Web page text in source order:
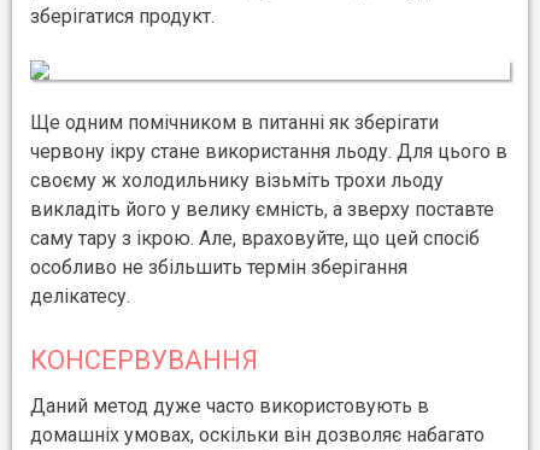
зберігатися продукт.
Ще одним помічником в питанні як зберігати
червону ікру стане використання льоду. Для цього в
своєму ж холодильнику візьміть трохи льоду
викладіть його у велику ємність, а зверху поставте
саму тару з ікрою. Але, враховуйте, що цей спосіб
особливо не збільшить термін зберігання
делікатесу.
КОНСЕРВУВАННЯ
Даний метод дуже часто використовують в
домашніх умовах, оскільки він дозволяє набагато